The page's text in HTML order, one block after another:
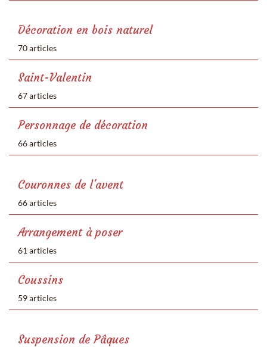
Décoration en bois naturel
70 articles
Saint-Valentin
67 articles
Personnage de décoration
66 articles
Couronnes de l'avent
66 articles
Arrangement à poser
61 articles
Coussins
59 articles
Suspension de Pâques